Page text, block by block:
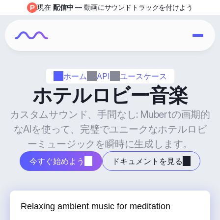
ホーム API ユースケース
ホテルロビー音楽
カスタムサウンド、手間なし: Mubertの画期的
なAIを使って、完璧でユニークなホテルロビ
ーミュージックを瞬時に生成します。
今すぐ始めよう ドキュメントを見る
現在 配信中 — 動画にサウンドトラックを付けよう